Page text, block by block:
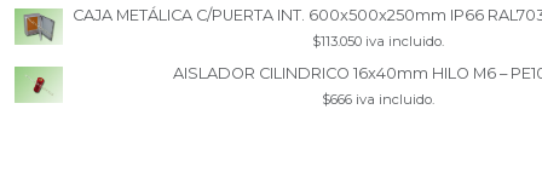
CAJA METÁLICA C/PUERTA INT. 600x500x250mm IP66
$113.050 iva incluido.
AISLADOR CILINDRICO 16x40mm HILO M6 –
$666 iva incluido.